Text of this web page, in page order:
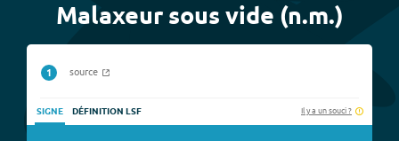
Malaxeur sous vide (n.m.)
1 source
SIGNE DÉFINITION LSF Il y a un souci ?